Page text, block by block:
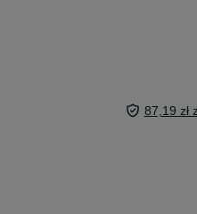
87,19 zł